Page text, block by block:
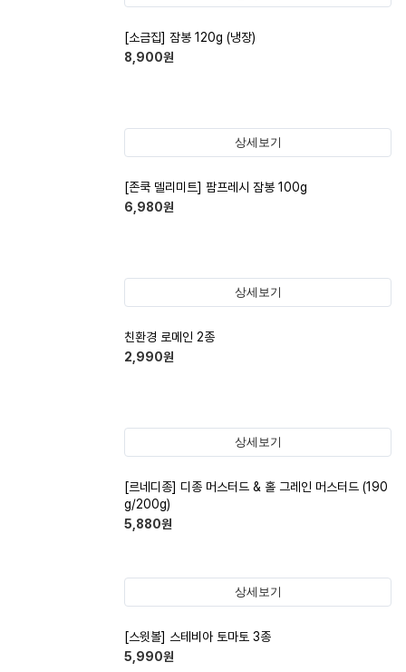
[소금집] 잠봉 120g (냉장)
8,900원
상세보기
[존쿡 델리미트] 팜프레시 잠봉 100g
6,980원
상세보기
친환경 로메인 2종
2,990원
상세보기
[르네디종] 디종 머스터드 & 홀 그레인 머스터드 (190
g/200g)
5,880원
상세보기
[스윗볼] 스테비아 토마토 3종
5,990원